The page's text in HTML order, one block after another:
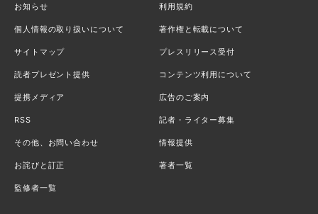
お知らせ 利用規約
個人情報の取り扱いについて 著作権と転載について
サイトマップ プレスリリース受付
読者プレゼント提供 コンテンツ利用について
提携メディア 広告のご案内
RSS 記者・ライター募集
その他、お問い合わせ 情報提供
お詫びと訂正 著者一覧
監修者一覧